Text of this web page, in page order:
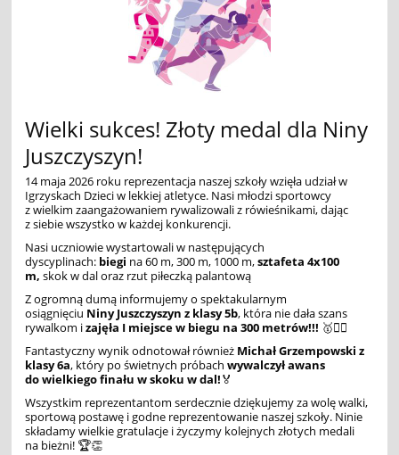
Wielki sukces! Złoty medal dla Niny
Juszczyszyn!
14 maja 2026 roku reprezentacja naszej szkoły wzięła udział w
Igrzyskach Dzieci w lekkiej atletyce. Nasi młodzi sportowcy
z wielkim zaangażowaniem rywalizowali z rówieśnikami, dając
z siebie wszystko w każdej konkurencji.
Nasi uczniowie wystartowali w następujących
dyscyplinach: biegi na 60 m, 300 m, 1000 m,sztafeta 4x100
m,skok w dal oraz rzut piłeczką palantową
Z ogromną dumą informujemy o spektakularnym
osiągnięciu Niny Juszczyszynz klasy 5b, która nie dała szans
rywalkom izajęła I miejsce w biegu na 300 metrów!!! 🥇🏃‍♀️
Fantastyczny wynik odnotował również Michał Grzempowskiz
klasy 6a, który po świetnych próbachwywalczył awans
do wielkiego finału w skoku w dal!🏅
Wszystkim reprezentantom serdecznie dziękujemy za wolę walki,
sportową postawę i godne reprezentowanie naszej szkoły. Ninie
składamy wielkie gratulacje i życzymy kolejnych złotych medali
na bieżni! 🏆👏